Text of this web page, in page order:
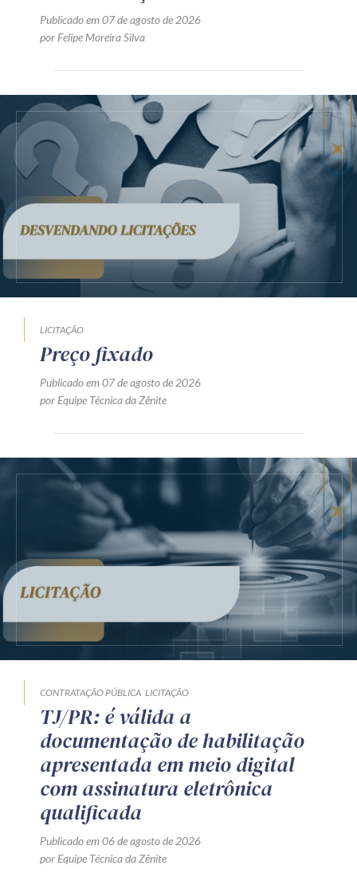
Publicado em 07 de agosto de 2026
por Felipe Moreira Silva
LICITAÇÃO
Preço fixado
Publicado em 07 de agosto de 2026
por Equipe Técnica da Zênite
CONTRATAÇÃO PÚBLICA LICITAÇÃO
TJ/PR: é válida a
documentação de habilitação
apresentada em meio digital
com assinatura eletrônica
qualificada
Publicado em 06 de agosto de 2026
por Equipe Técnica da Zênite